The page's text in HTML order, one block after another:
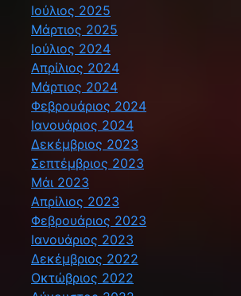
Ιούλιος 2025
Μάρτιος 2025
Ιούλιος 2024
Απρίλιος 2024
Μάρτιος 2024
Φεβρουάριος 2024
Ιανουάριος 2024
Δεκέμβριος 2023
Σεπτέμβριος 2023
Μάι 2023
Απρίλιος 2023
Φεβρουάριος 2023
Ιανουάριος 2023
Δεκέμβριος 2022
Οκτώβριος 2022